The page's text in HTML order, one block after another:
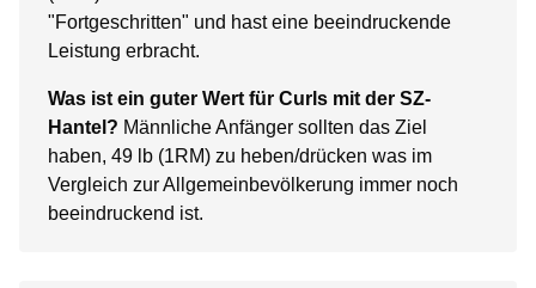
"Fortgeschritten" und hast eine beeindruckende
Leistung erbracht.
Was ist ein guter Wert für Curls mit der SZ-
Hantel? Männliche Anfänger sollten das Ziel
haben, 49 lb (1RM) zu heben/drücken was im
Vergleich zur Allgemeinbevölkerung immer noch
beeindruckend ist.